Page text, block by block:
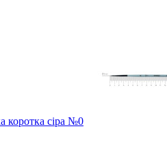
коротка сіра №0